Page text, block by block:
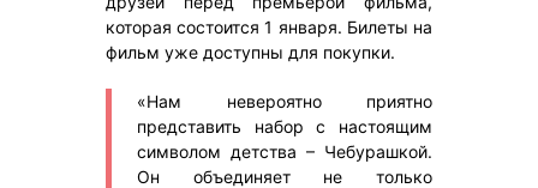
которая состоится 1 января. Билеты на
фильм уже доступны для покупки.
«Нам невероятно приятно
представить набор с настоящим
символом детства – Чебурашкой.
Он объединяет не только